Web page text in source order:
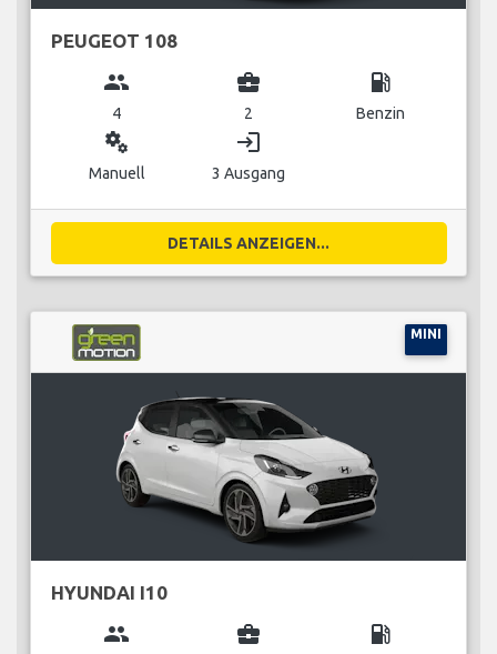
PEUGEOT 108
group
4
business_center
2
local_gas_station
Benzin
miscellaneous_services
Manuell
login
3 Ausgang
DETAILS ANZEIGEN...
MINI
HYUNDAI I10
group business_center local_gas_station